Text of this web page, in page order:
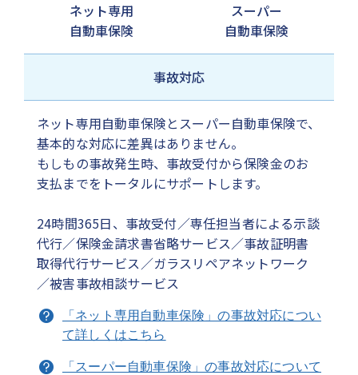
ネット専用
自動車保険
スーパー
自動車保険
事故対応
ネット専用自動車保険とスーパー自動車保険で、
基本的な対応に差異はありません。
もしもの事故発生時、事故受付から保険金のお
支払までをトータルにサポートします。
24時間365日、事故受付／専任担当者による示談
代行／保険金請求書省略サービス／事故証明書
取得代行サービス／ガラスリペアネットワーク
／被害事故相談サービス
「ネット専用自動車保険」の事故対応につい
て詳しくはこちら
「スーパー自動車保険」の事故対応について